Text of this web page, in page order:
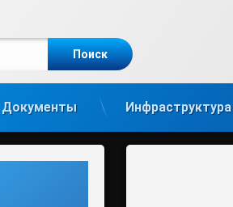
Документы Инфраструктура